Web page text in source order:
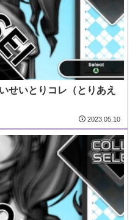
せいとりコレ（とりあえ
2023.05.10